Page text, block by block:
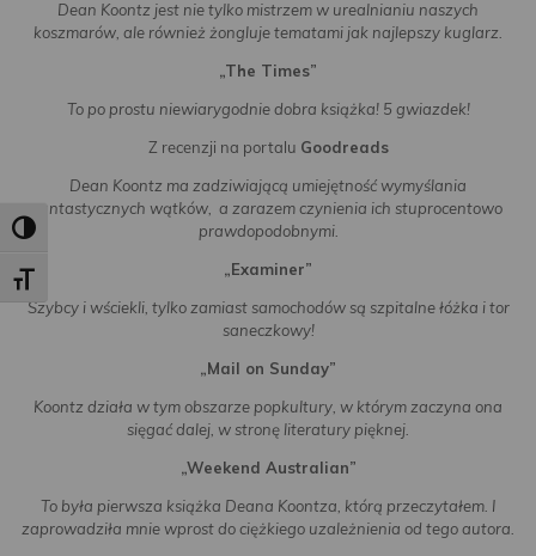
Toggle High Contrast
Toggle Font size
Dean Koontz jest nie tylko mistrzem w urealnianiu naszych
koszmarów, ale również żongluje tematami jak najlepszy kuglarz.
„The Times”
To po prostu niewiarygodnie dobra książka! 5 gwiazdek!
Z recenzji na portalu Goodreads
Dean Koontz ma zadziwiającą umiejętność wymyślania
fantastycznych wątków, a zarazem czynienia ich stuprocentowo
prawdopodobnymi.
„Examiner”
Szybcy i wściekli, tylko zamiast samochodów są szpitalne łóżka i tor
saneczkowy!
„Mail on Sunday”
Koontz działa w tym obszarze popkultury, w którym zaczyna ona
sięgać dalej, w stronę literatury pięknej.
„Weekend Australian”
To była pierwsza książka Deana Koontza, którą przeczytałem. I
zaprowadziła mnie wprost do ciężkiego uzależnienia od tego autora.